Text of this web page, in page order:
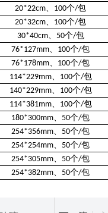
20*22cm、 100个/包
20*32cm、 100个/包
30*40cm、 50个/包
76*127mm、 100个/包
76*178mm、 100个/包
114*229mm、 100个/包
140*229mm、 100个/包
114*381mm、 100个/包
180*300mm、 50个/包
254*356mm、 50个/包
254*254mm、 50个/包
254*305mm、 50个/包
254*382mm、 50个/包